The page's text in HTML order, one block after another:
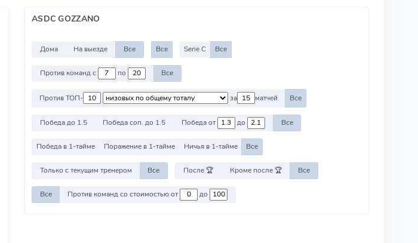
ASDC GOZZANO
Дома На выезде Все Все Serie C Все
Против команд с по Все
Против ТОП- за матчей Все
Победа до 1.5 Победа соп. до 1.5 Победа от до Все
Победа в 1-тайме Поражение в 1-тайме Ничья в 1-тайме Все
Только с текущим тренером Все После 🏆 Кроме после 🏆 Все
Все Против команд со стоимостью от до